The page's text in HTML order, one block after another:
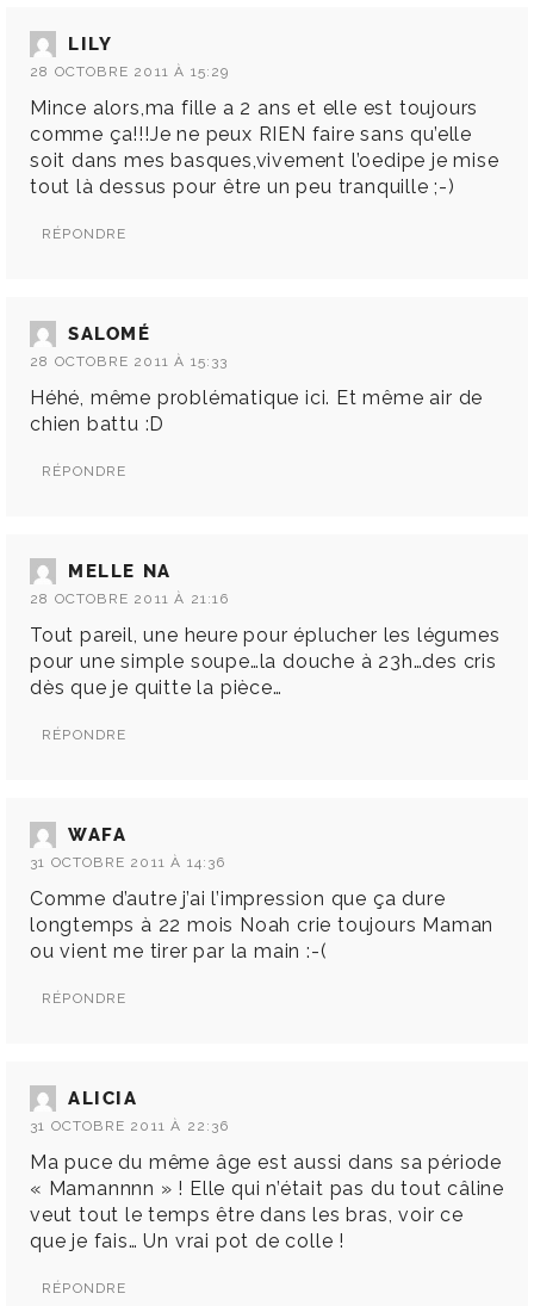
LILY
28 OCTOBRE 2011 À 15:29
Mince alors,ma fille a 2 ans et elle est toujours
comme ça!!!Je ne peux RIEN faire sans qu’elle
soit dans mes basques,vivement l’oedipe je mise
tout là dessus pour être un peu tranquille ;-)
RÉPONDRE
SALOMÉ
28 OCTOBRE 2011 À 15:33
Héhé, même problématique ici. Et même air de
chien battu :D
RÉPONDRE
MELLE NA
28 OCTOBRE 2011 À 21:16
Tout pareil, une heure pour éplucher les légumes
pour une simple soupe…la douche à 23h…des cris
dès que je quitte la pièce…
RÉPONDRE
WAFA
31 OCTOBRE 2011 À 14:36
Comme d’autre j’ai l’impression que ça dure
longtemps à 22 mois Noah crie toujours Maman
ou vient me tirer par la main :-(
RÉPONDRE
ALICIA
31 OCTOBRE 2011 À 22:36
Ma puce du même âge est aussi dans sa période
« Mamannnn » ! Elle qui n’était pas du tout câline
veut tout le temps être dans les bras, voir ce
que je fais… Un vrai pot de colle !
RÉPONDRE